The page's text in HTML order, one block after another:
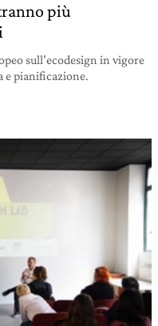
più
sull’ecodesign in vigore
e pianificazione.